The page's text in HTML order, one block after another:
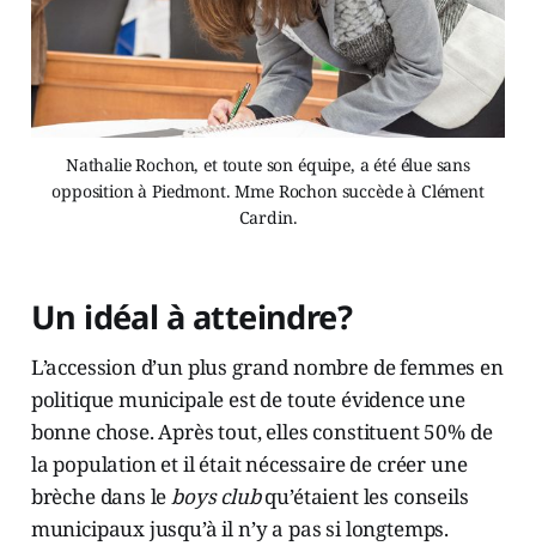
Nathalie Rochon, et toute son équipe, a été élue sans
opposition à Piedmont. Mme Rochon succède à Clément
Cardin.
Un idéal à atteindre?
L’accession d’un plus grand nombre de femmes en
politique municipale est de toute évidence une
bonne chose. Après tout, elles constituent 50% de
la population et il était nécessaire de créer une
brèche dans leboys clubqu’étaient les conseils
municipaux jusqu’à il n’y a pas si longtemps.